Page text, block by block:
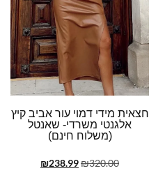
חצאית מידי דמוי עור אביב קיץ
אלגנטי משרדי- שאנטל
(משלוח חינם)
₪320.00
₪238.99